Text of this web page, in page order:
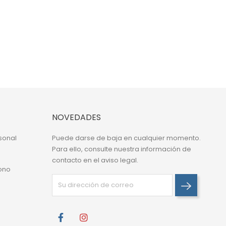
NOVEDADES
Puede darse de baja en cualquier momento.
Para ello, consulte nuestra información de
contacto en el aviso legal.